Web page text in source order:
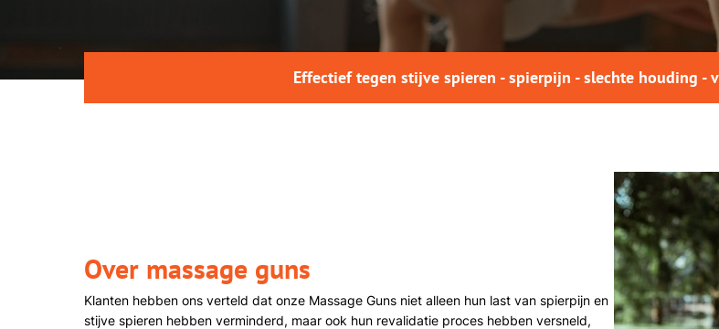
Effectief tegen stijve spieren - spierpijn - slechte houding -
Over massage guns
Klanten hebben ons verteld dat onze Massage Guns niet alleen hun last van spierpijn en
stijve spieren hebben verminderd, maar ook hun revalidatie proces hebben versneld,